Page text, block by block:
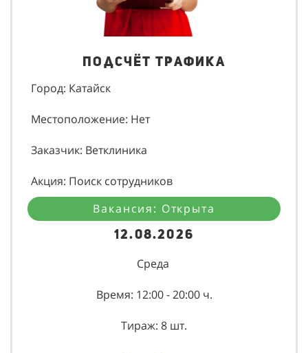
Подсчёт трафика
Город: Катайск
Местоположение: Нет
Заказчик: Ветклиника
Акция: Поиск сотрудников
Вакансия: Открыта
12.08.2026
Среда
Время: 12:00 - 20:00 ч.
Тираж: 8 шт.